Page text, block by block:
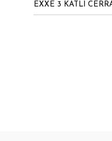
EXXE 3 KATLI